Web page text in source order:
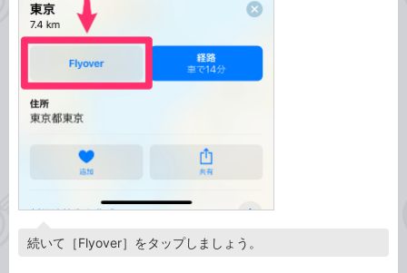
続いて［Flyover］をタップしましょう。